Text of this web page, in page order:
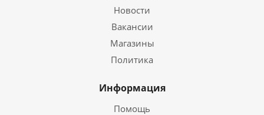
Новости
Вакансии
Магазины
Политика
Информация
Помощь